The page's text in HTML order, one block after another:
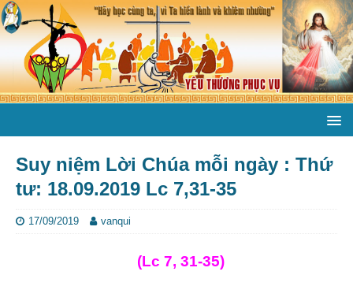
Suy niệm Lời Chúa mỗi ngày : Thứ
tư: 18.09.2019 Lc 7,31-35
17/09/2019 vanqui
(Lc 7, 31-35)